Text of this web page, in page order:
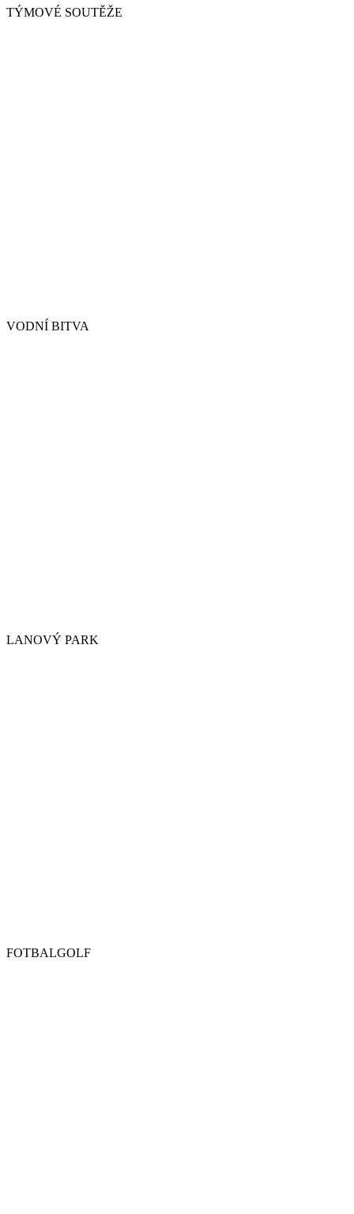
TÝMOVÉ SOUTĚŽE
VODNÍ BITVA
LANOVÝ PARK
FOTBALGOLF